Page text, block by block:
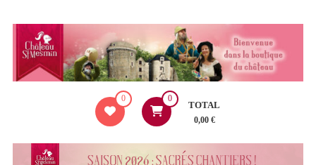
contenu
de
0 0
TOTAL
0,00 €